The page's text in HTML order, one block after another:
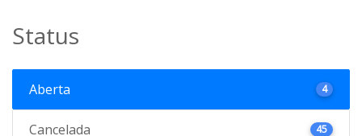
Status
Aberta 4
Cancelada 45